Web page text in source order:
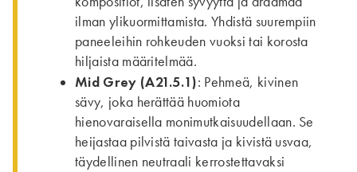
ilman ylikuormittamista. Yhdistä suurempiin
paneeleihin rohkeuden vuoksi tai korosta
hiljaista määritelmää.
Mid Grey (A21.5.1): Pehmeä, kivinen
sävy, joka herättää huomiota
hienovaraisella monimutkaisuudellaan. Se
heijastaa pilvistä taivasta ja kivistä usvaa,
täydellinen neutraali kerrostettavaksi